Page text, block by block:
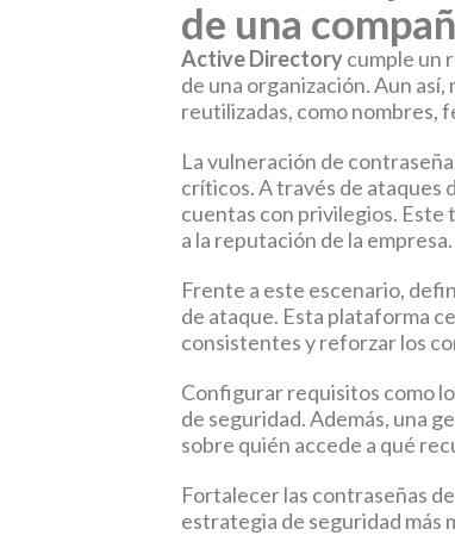
de una
Active Directorycumple un
de una organización. Aun
reutilizadas, como nombres,
La vulneración de
críticos. A través de ataques
cuentas con privilegios. Este
a la reputación de la empresa.
Frente a este escenario,
de ataque. Esta plataforma
consistentes y reforzar los
Configurar requisitos como
de seguridad. Además, una
sobre quién accede a qué
Fortalecer las contraseñas
estrategia de seguridad más